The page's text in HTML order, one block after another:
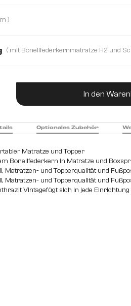
( 200 cm )
H2/H3 und Visco
Anzahl: Gib den
In den
Matratze und Topper
Bonellfederkern in Matratze und
Matratzen- und Topperqualität und
Matratzen- und Topperqualität und
Vintagefügt sich in jede Einrichtung
Optionales Zubehör